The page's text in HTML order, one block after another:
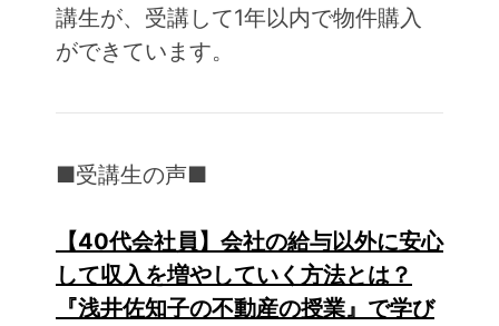
講生が、受講して1年以内で物件購入
ができています。
■受講生の声■
【40代会社員】会社の給与以外に安心
して収入を増やしていく方法とは？
『浅井佐知子の不動産の授業』で学び